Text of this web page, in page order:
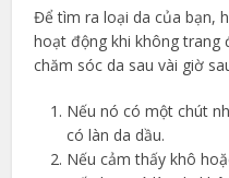
Để tìm ra loại da của bạn,
hoạt động khi không trang
chăm sóc da sau vài giờ
Nếu nó có một chút
có làn da dầu.
Nếu cảm thấy khô